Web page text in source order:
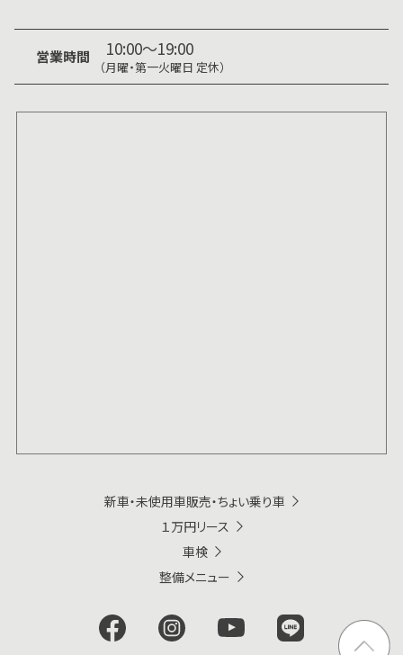
営業時間 10:00～19:00
（月曜・第一火曜日 定休）
新車・未使用車販売・ちょい乗り車
１万円リース
車検
整備メニュー